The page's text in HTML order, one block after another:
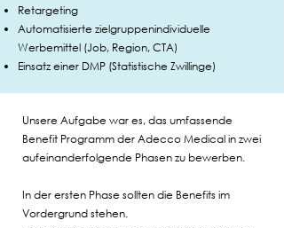
Retargeting​
Automatisierte zielgruppenindividuelle
Werbemittel (Job, Region, CTA)​
Einsatz einer DMP (Statistische Zwillinge)
Unsere Aufgabe war es, das umfassende
Benefit Programm der Adecco Medical in zwei
aufeinanderfolgende Phasen zu bewerben.
In der ersten Phase sollten die Benefits im
Vordergrund stehen.